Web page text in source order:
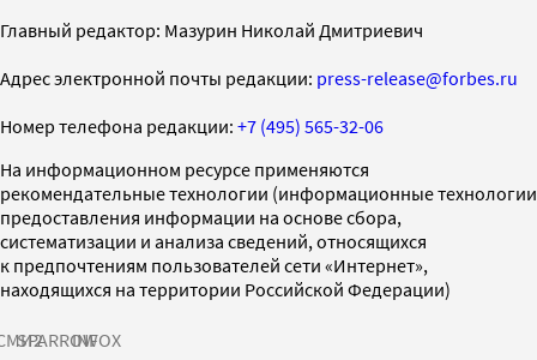
Главный редактор: Мазурин Николай Дмитриевич
Адрес электронной почты редакции: press-release@forbes.ru
Номер телефона редакции: +7 (495) 565-32-06
На информационном ресурсе применяются
рекомендательные технологии (информационные технологии
предоставления информации на основе сбора,
систематизации и анализа сведений, относящихся
к предпочтениям пользователей сети «Интернет»,
находящихся на территории Российской Федерации)
SPARROWINFOX